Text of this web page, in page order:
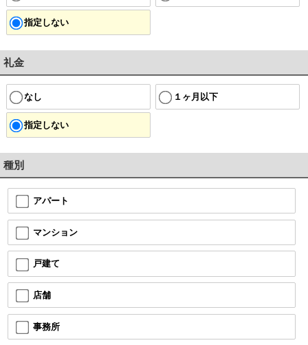
指定しない
礼金
なし １ヶ月以下
指定しない
種別
アパート
マンション
戸建て
店舗
事務所